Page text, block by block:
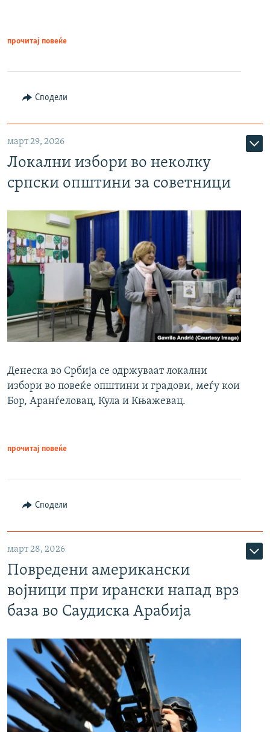
прочитај повеќе
Сподели
март 29, 2026
Локални избори во неколку
српски општини за советници
Денеска во Србија се одржуваат локални
избори во повеќе општини и градови, меѓу кои
Бор, Аранѓеловац, Кула и Књажевац.
прочитај повеќе
Сподели
март 28, 2026
Повредени американски
војници при ирански напад врз
база во Саудиска Арабија